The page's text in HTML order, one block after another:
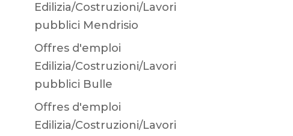
Edilizia/Costruzioni/Lavori
pubblici Mendrisio
Offres d'emploi
Edilizia/Costruzioni/Lavori
pubblici Bulle
Offres d'emploi
Edilizia/Costruzioni/Lavori